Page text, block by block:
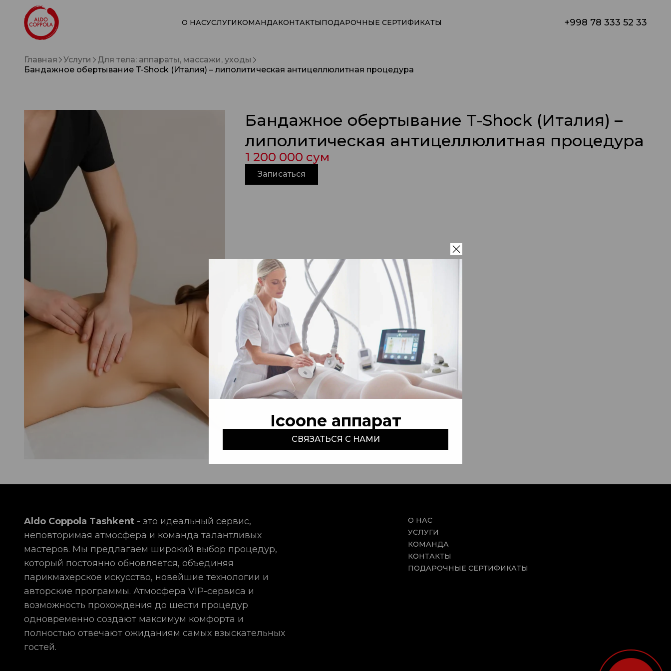
О НАСУСЛУГИКОМАНДАКОНТАКТЫПОДАРОЧНЫЕ СЕРТИФИКАТЫ +998 78 333 52 33
Icoone аппарат
СВЯЗАТЬСЯ С НАМИ
Главная Услуги
Для тела: аппараты, массажи, уходы
Бандажное обертывание T-Shock (Италия) – липолитическая антицеллюлитная процедура
Бандажное обертывание T-Shock (Италия) –
липолитическая антицеллюлитная процедура
1 200 000 сум
Записаться
Aldo Coppola Tashkent - это идеальный сервис,
неповторимая атмосфера и команда талантливых
мастеров. Мы предлагаем широкий выбор процедур,
который постоянно обновляется, объединяя
парикмахерское искусство, новейшие технологии и
авторские программы. Атмосфера VIP-сервиса и
возможность прохождения до шести процедур
одновременно создают максимум комфорта и
полностью отвечают ожиданиям самых взыскательных
гостей.
О НАС
УСЛУГИ
КОМАНДА
КОНТАКТЫ
ПОДАРОЧНЫЕ СЕРТИФИКАТЫ